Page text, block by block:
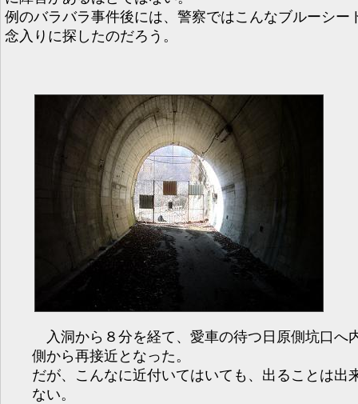
例のバラバラ事件後には、警察ではこんなブルーシー
念入りに探したのだろう。
入洞から８分を経て、愛車の待つ日原側坑口へ
側から再接近となった。
だが、こんなに近付いてはいても、出ることは出
ない。